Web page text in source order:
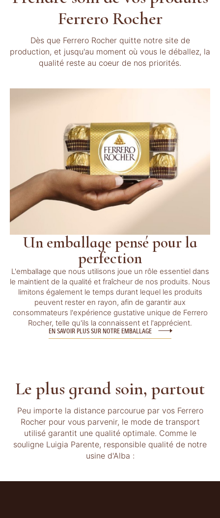
Ferrero Rocher
Dès que Ferrero Rocher quitte notre site de
production, et jusqu'au moment où vous le déballez, la
qualité reste au coeur de nos priorités.
Un emballage pensé pour la
perfection
L'emballage que nous utilisons joue un rôle essentiel dans
le maintient de la qualité et fraîcheur de nos produits. Nous
limitons également le temps durant lequel les produits
peuvent rester en rayon, afin de garantir aux
consommateurs l'expérience gustative unique de Ferrero
Rocher, telle qu'ils la connaissent et l'apprécient.
EN SAVOIR PLUS SUR NOTRE EMBALLAGE
Le plus grand soin, partout
Peu importe la distance parcourue par vos Ferrero
Rocher pour vous parvenir, le mode de transport
utilisé garantit une qualité optimale. Comme le
souligne Luigia Parente, responsible qualité de notre
usine d'Alba :